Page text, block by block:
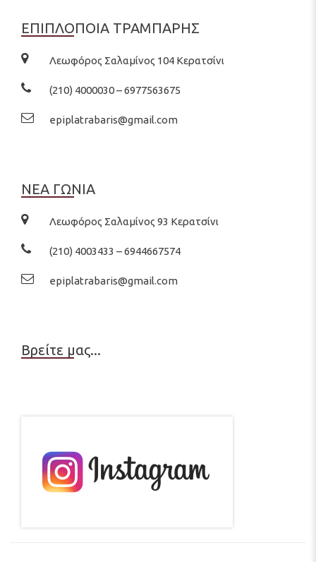
ΕΠΙΠΛΟΠΟΙΑ ΤΡΑΜΠΑΡΗΣ
Λεωφόρος Σαλαμίνος 104 Κερατσίνι
(210) 4000030 – 6977563675
epiplatrabaris@gmail.com
ΝΕΑ ΓΩΝΙΑ
Λεωφόρος Σαλαμίνος 93 Κερατσίνι
(210) 4003433 – 6944667574
epiplatrabaris@gmail.com
Βρείτε μας...